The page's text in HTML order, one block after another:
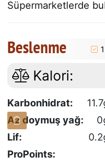
Süpermarketlerde
Beslenme
Kalori:
Karbonhidrat:
Az doymuş yağ:
Lif:
ProPoints: